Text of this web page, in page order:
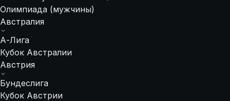
Олимпиада (мужчины)
Австралия
А-Лига
Кубок Австралии
Австрия
Бундеслига
Кубок Австрии